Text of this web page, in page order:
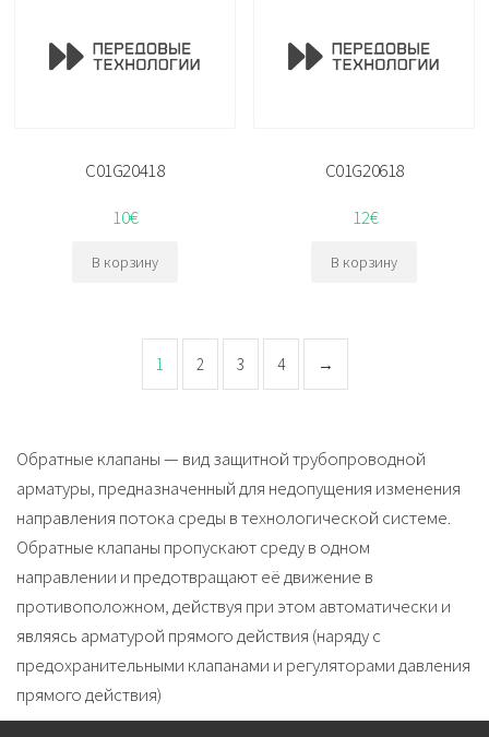
C01G20418
10€
В корзину
C01G20618
12€
В корзину
1 2 3 4 →
Обратные клапаны — вид защитной трубопроводной
арматуры, предназначенный для недопущения изменения
направления потока среды в технологической системе.
Обратные клапаны пропускают среду в одном
направлении и предотвращают её движение в
противоположном, действуя при этом автоматически и
являясь арматурой прямого действия (наряду с
предохранительными клапанами и регуляторами давления
прямого действия)